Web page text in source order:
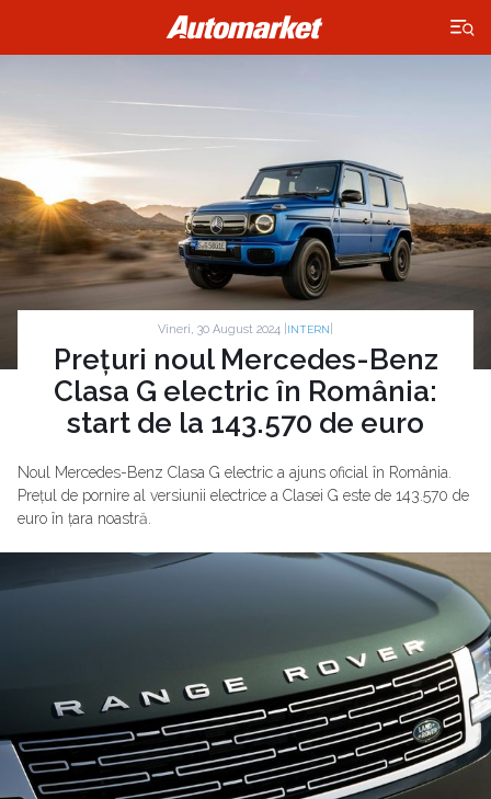
×
Vineri, 30 August 2024 | INTERN
Prețuri noul Mercedes-Benz
Clasa G electric în România:
start de la 143.570 de euro
Noul Mercedes-Benz Clasa G electric a ajuns oficial în România.
Prețul de pornire al versiunii electrice a Clasei G este de 143.570 de
euro în țara noastră.